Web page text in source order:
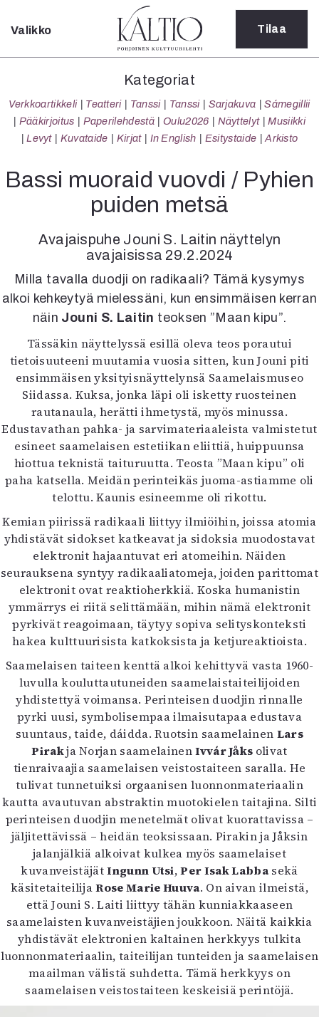
Sulje
Kategoriat
Verkkoartikkeli
Teatteri
Tanssi
Sarjakuva
Sámegillii
Pääkirjoitus
Oulu2026
Näyttelyt
Musiikki
Levyt
Kuvataide
Kirjat
In English
Esitystaide
Arkisto
Lehdet
4/2026
2–3/2026
1/2026
6/2025
5/2025 saame
5/2025
Lehtiarkisto
Info
Tilaus ja irtonumerot
Yhteistyössä
Toimitus
Kaltio ry
Valikko Tilaa
Kategoriat
Verkkoartikkeli Teatteri Tanssi Tanssi Sarjakuva
Sámegillii
Pääkirjoitus
Paperilehdestä Oulu2026 Näyttelyt
Musiikki
Levyt
Kuvataide Kirjat In English Esitystaide Arkisto
Bassi muoraid vuovdi / Pyhien
puiden metsä
Avajaispuhe Jouni S. Laitin näyttelyn
avajaisissa 29.2.2024
Milla tavalla duodji on radikaali? Tämä kysymys
alkoi kehkeytyä mielessäni, kun ensimmäisen kerran
näin Jouni S. Laitin teoksen ”Maan kipu”.
Tässäkin näyttelyssä esillä oleva teos porautui
tietoisuuteeni muutamia vuosia sitten, kun Jouni piti
ensimmäisen yksityisnäyttelynsä Saamelaismuseo
Siidassa. Kuksa, jonka läpi oli isketty ruosteinen
rautanaula, herätti ihmetystä, myös minussa.
Edustavathan pahka- ja sarvimateriaaleista valmistetut
esineet saamelaisen estetiikan eliittiä, huippuunsa
hiottua teknistä taituruutta. Teosta ”Maan kipu” oli
paha katsella. Meidän perinteikäs juoma-astiamme oli
telottu. Kaunis esineemme oli rikottu.
Kemian piirissä radikaali liittyy ilmiöihin, joissa atomia
yhdistävät sidokset katkeavat ja sidoksia muodostavat
elektronit hajaantuvat eri atomeihin. Näiden
seurauksena syntyy radikaaliatomeja, joiden parittomat
elektronit ovat reaktioherkkiä. Koska humanistin
ymmärrys ei riitä selittämään, mihin nämä elektronit
pyrkivät reagoimaan, täytyy sopiva selityskonteksti
hakea kulttuurisista katkoksista ja ketjureaktioista.
Saamelaisen taiteen kenttä alkoi kehittyvä vasta 1960-
luvulla kouluttautuneiden saamelaistaiteilijoiden
yhdistettyä voimansa. Perinteisen duodjin rinnalle
pyrki uusi, symbolisempaa ilmaisutapaa edustava
suuntaus, taide, dáidda. Ruotsin saamelainen Lars
Pirakja Norjan saamelainenIvvár Jåks olivat
tienraivaajia saamelaisen veistostaiteen saralla. He
tulivat tunnetuiksi orgaanisen luonnonmateriaalin
kautta avautuvan abstraktin muotokielen taitajina. Silti
perinteisen duodjin menetelmät olivat kuorattavissa –
jäljitettävissä – heidän teoksissaan. Pirakin ja Jåksin
jalanjälkiä alkoivat kulkea myös saamelaiset
kuvanveistäjätIngunn Utsi,Per Isak Labbasekä
käsitetaiteilijaRose Marie Huuva. On aivan ilmeistä,
että Jouni S. Laiti liittyy tähän kunniakkaaseen
saamelaisten kuvanveistäjien joukkoon. Näitä kaikkia
yhdistävät elektronien kaltainen herkkyys tulkita
luonnonmateriaalin, taiteilijan tunteiden ja saamelaisen
maailman välistä suhdetta. Tämä herkkyys on
saamelaisen veistostaiteen keskeisiä perintöjä.